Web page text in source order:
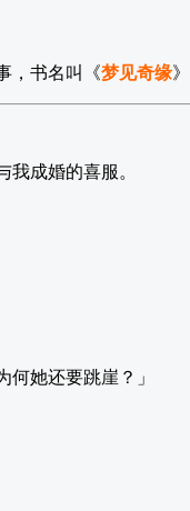
，书名叫《梦见奇缘
成婚的喜服。
何她还要跳崖？」